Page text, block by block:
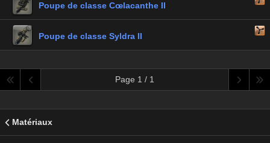
Poupe de classe Cœlacanthe II
Poupe de classe Syldra II
Page 1 / 1
Matériaux